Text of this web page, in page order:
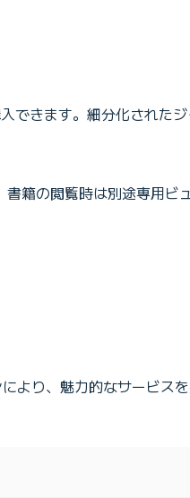
できます。細分化された
籍の閲覧時は別途専用ビ
より、魅力的なサービスを